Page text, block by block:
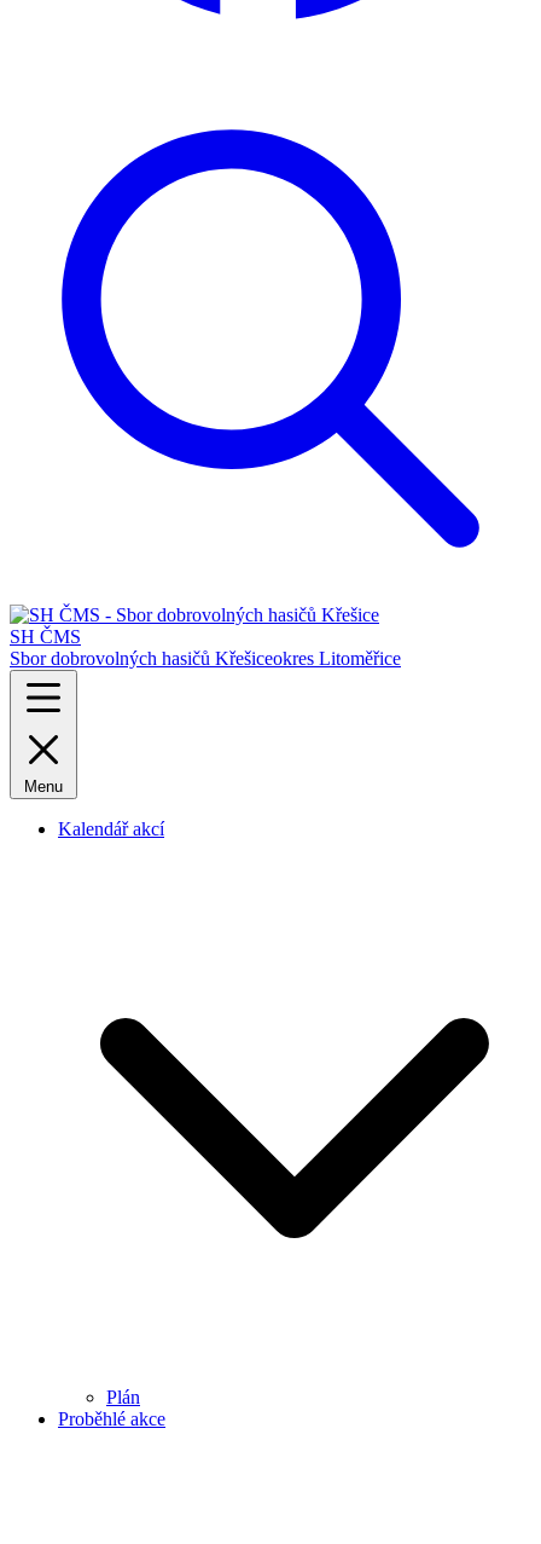
SH ČMS
Sbor dobrovolných hasičů Křešiceokres Litoměřice
Menu
Kalendář akcí
Plán
Proběhlé akce